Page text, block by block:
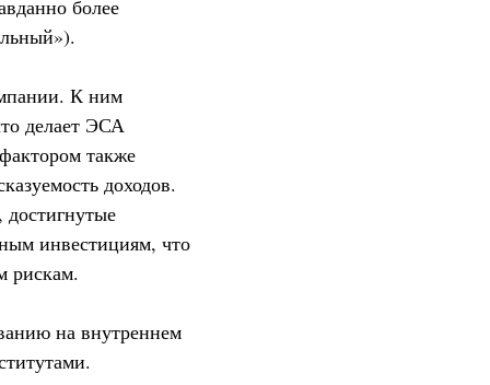
более
К ним
делает ЭСА
также
доходов.
инвестициям, что
рискам.
на внутреннем